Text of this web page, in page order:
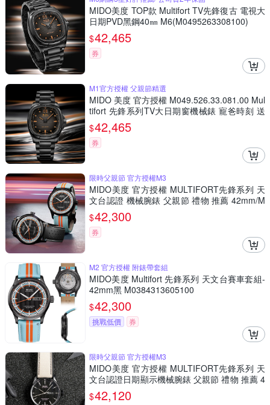
MIDO美度 TOP款 Multifort TV先鋒復古 電視大
日期PVD黑鋼40㎜ M6(M0495263308100)
$42,465
券
M1官方授權 父親節精選
MIDO 美度 官方授權 M049.526.33.081.00 Mul
tifort 先鋒系列TV大日期窗機械錶 寵爸時刻 送
禮推薦-黑鋼帶 M0495263308100
$42,465
券
限時父親節 官方授權M3
MIDO美度 官方授權 MULTIFORT先鋒系列 天
文台認證 機械腕錶 父親節 禮物 推薦 42mm/M
0384313605100
$42,300
券
M2 官方授權 附錶帶套組
MIDO美度 Multifort 先鋒系列 天文台賽車套組-
42mm黑 M0384313605100
$42,300
挑戰低價 券
限時父親節 官方授權M3
MIDO美度 官方授權 MULTIFORT先鋒系列 天
文台認證日期顯示機械腕錶 父親節 禮物 推薦 4
2mm/M0384313705109
$42,120